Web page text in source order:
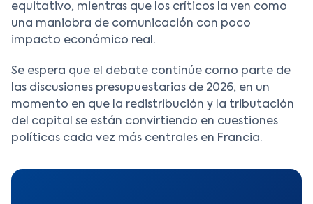
equitativo, mientras que los críticos la ven como
una maniobra de comunicación con poco
impacto económico real.
Se espera que el debate continúe como parte de
las discusiones presupuestarias de 2026, en un
momento en que la redistribución y la tributación
del capital se están convirtiendo en cuestiones
políticas cada vez más centrales en Francia.